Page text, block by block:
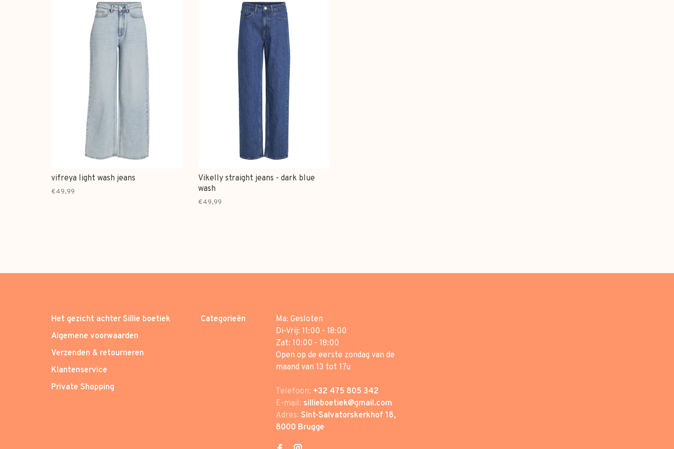
vifreya light wash jeans
€49,99
Vikelly straight jeans - dark blue
wash
€49,99
Het gezicht achter Sillie boetiek
Algemene voorwaarden
Verzenden & retourneren
Klantenservice
Private Shopping
Categorieën
Ma: Gesloten
Di-Vrij: 11:00 - 18:00
Zat: 10:00 - 18:00
Open op de eerste zondag van de
maand van 13 tot 17u
Telefoon: +32 475 805 342
E-mail: sillieboetiek@gmail.com
Adres: Sint-Salvatorskerkhof 18,
8000 Brugge